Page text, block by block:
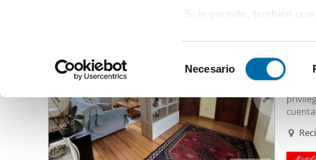
Si lo permite, también
Identificar su
Obtenga más
preferencias en la
en la Declaración de
e
c
c
Necesario